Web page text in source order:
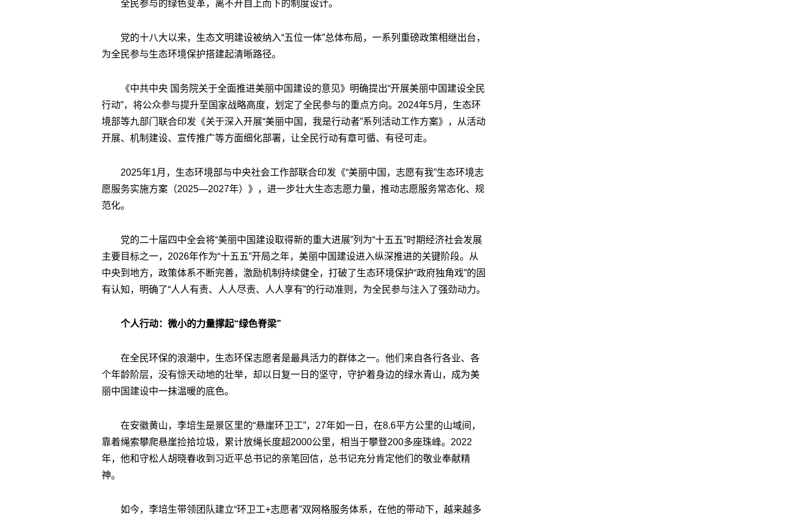
全民参与的绿色变革，离不开自上而下的制度设计。
党的十八大以来，生态文明建设被纳入“五位一体”总体布局，一系列重磅政策相继出台，
为全民参与生态环境保护搭建起清晰路径。
《中共中央 国务院关于全面推进美丽中国建设的意见》明确提出“开展美丽中国建设全民
行动”，将公众参与提升至国家战略高度，划定了全民参与的重点方向。2024年5月，生态环
境部等九部门联合印发《关于深入开展“美丽中国，我是行动者”系列活动工作方案》，从活动
开展、机制建设、宣传推广等方面细化部署，让全民行动有章可循、有径可走。
2025年1月，生态环境部与中央社会工作部联合印发《“美丽中国，志愿有我”生态环境志
愿服务实施方案（2025—2027年）》，进一步壮大生态志愿力量，推动志愿服务常态化、规
范化。
党的二十届四中全会将“美丽中国建设取得新的重大进展”列为“十五五”时期经济社会发展
主要目标之一，2026年作为“十五五”开局之年，美丽中国建设进入纵深推进的关键阶段。从
中央到地方，政策体系不断完善，激励机制持续健全，打破了生态环境保护“政府独角戏”的固
有认知，明确了“人人有责、人人尽责、人人享有”的行动准则，为全民参与注入了强劲动力。
个人行动：微小的力量撑起“绿色脊梁”
在全民环保的浪潮中，生态环保志愿者是最具活力的群体之一。他们来自各行各业、各
个年龄阶层，没有惊天动地的壮举，却以日复一日的坚守，守护着身边的绿水青山，成为美
丽中国建设中一抹温暖的底色。
在安徽黄山，李培生是景区里的“悬崖环卫工”，27年如一日，在8.6平方公里的山域间，
靠着绳索攀爬悬崖捡拾垃圾，累计放绳长度超2000公里，相当于攀登200多座珠峰。2022
年，他和守松人胡晓春收到习近平总书记的亲笔回信，总书记充分肯定他们的敬业奉献精
神。
如今，李培生带领团队建立“环卫工+志愿者”双网格服务体系，在他的带动下，越来越多